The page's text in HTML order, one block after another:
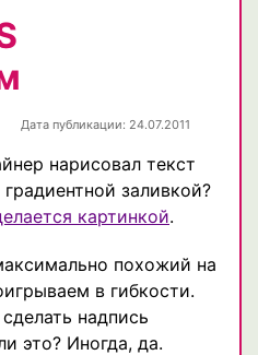
Дата публикации: 24.07.2011
нарисовал текст
заливкой?
картинкой.
похожий на
в гибкости.
надпись
это? Иногда, да.